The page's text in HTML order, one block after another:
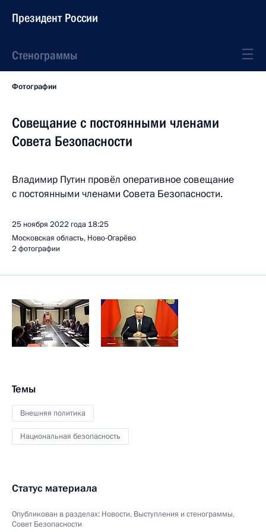
Президент России
Стенограммы
Фотографии
Совещание с постоянными членами
Совета Безопасности
Владимир Путин провёл оперативное совещание
с постоянными членами Совета Безопасности.
25 ноября 2022 года 18:25
Московская область, Ново-Огарёво
2 фотографии
Темы
Внешняя политика
Национальная безопасность
Статус материала
Опубликован в разделах: Новости, Выступления и стенограммы,
Совет Безопасности